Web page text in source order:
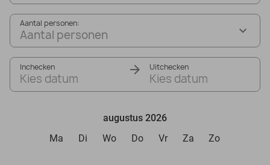
Aantal personen:
Aantal personen
Inchecken
Kies datum
Uitchecken
Kies datum
augustus 2026
Ma
Di Wo Do Vr Za Zo